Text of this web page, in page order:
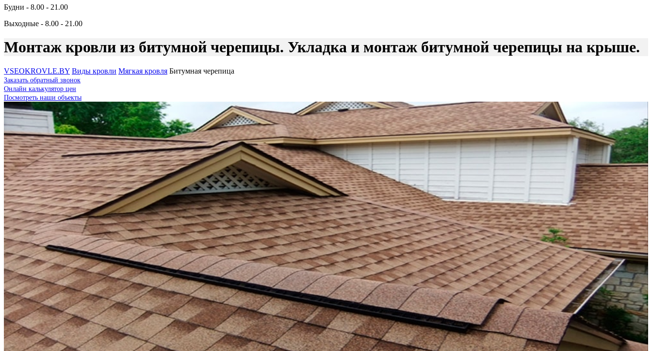
Будни - 8.00 - 21.00
Выходные - 8.00 - 21.00
Монтаж кровли из битумной черепицы. Укладка и монтаж битумной черепицы на крыше.
VSEOKROVLE.BY Виды кровли Мягкая кровля Битумная черепица
Заказать обратный звонок
Онлайн калькулятор цен
Посмотреть наши объекты